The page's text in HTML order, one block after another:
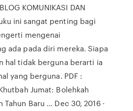
KOMUNIKASI DAN
ini sangat penting bagi
mengenai
ada pada diri mereka. Siapa
hal tidak berguna berarti ia
yang berguna. PDF :
Jumat: Bolehkah
Baru ... Dec 30, 2016 ·